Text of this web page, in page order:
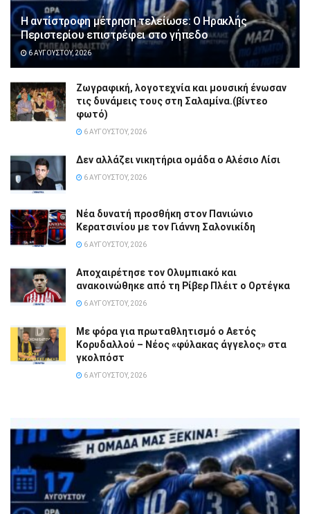
Η αντίστροφη μέτρηση τελείωσε: Ο Ηρακλής
Περιστερίου επιστρέφει στο γήπεδο
6 ΑΥΓΟΎΣΤΟΥ, 2026
Ζωγραφική, λογοτεχνία και μουσική ένωσαν
τις δυνάμεις τους στη Σαλαμίνα.(βίντεο
φωτό)
6 ΑΥΓΟΎΣΤΟΥ, 2026
Δεν αλλάζει νικητήρια ομάδα ο Αλέσιο Λίσι
6 ΑΥΓΟΎΣΤΟΥ, 2026
Νέα δυνατή προσθήκη στον Πανιώνιο
Κερατσινίου με τον Γιάννη Σαλονικίδη
6 ΑΥΓΟΎΣΤΟΥ, 2026
Αποχαιρέτησε τον Ολυμπιακό και
ανακοινώθηκε από τη Ρίβερ Πλέιτ ο Ορτέγκα
6 ΑΥΓΟΎΣΤΟΥ, 2026
Με φόρα για πρωταθλητισμό ο Αετός
Κορυδαλλού – Νέος «φύλακας άγγελος» στα
γκολπόστ
6 ΑΥΓΟΎΣΤΟΥ, 2026